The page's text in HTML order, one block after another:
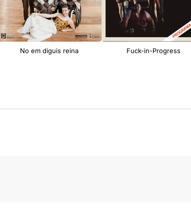
No em diguis reina Fuck-in-Progress